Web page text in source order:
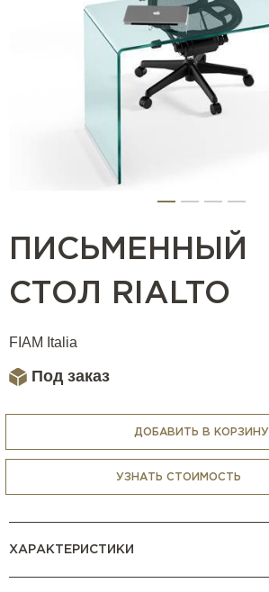
ПИСЬМЕННЫЙ
СТОЛ RIALTO
FIAM Italia
Под заказ
ДОБАВИТЬ В КОРЗИНУ
УЗНАТЬ СТОИМОСТЬ
ХАРАКТЕРИСТИКИ